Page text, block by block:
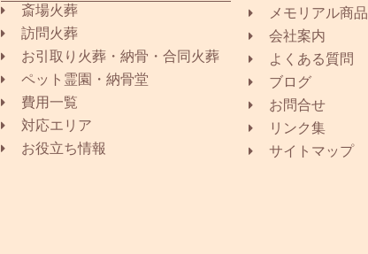
斎場火葬
訪問火葬
お引取り火葬・納骨・合同火葬
ペット霊園・納骨堂
費用一覧
対応エリア
お役立ち情報
メモリアル商品
会社案内
よくある質問
ブログ
お問合せ
リンク集
サイトマップ